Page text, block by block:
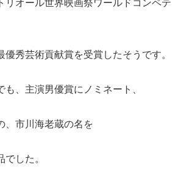
リオール世界映画祭ワールドコンペテ
優秀芸術貢献賞を受賞したそうです。
も、主演男優賞にノミネート、
、市川海老蔵の名を
した。